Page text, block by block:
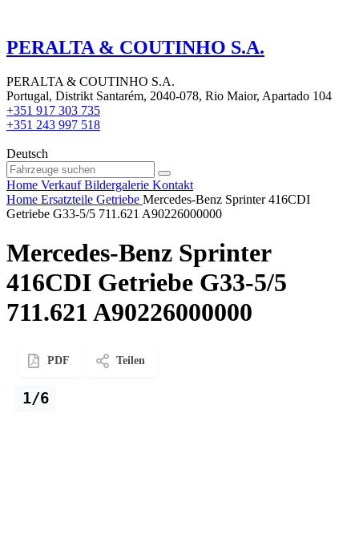
PERALTA & COUTINHO S.A.
PERALTA & COUTINHO S.A.
Portugal, Distrikt Santarém, 2040-078, Rio Maior, Apartado 104
+351 917 303 735
+351 243 997 518
Deutsch
Home Verkauf Bildergalerie Kontakt
Home Ersatzteile Getriebe Mercedes-Benz Sprinter 416CDI
Getriebe G33-5/5 711.621 A90226000000
Mercedes-Benz Sprinter
416CDI Getriebe G33-5/5
711.621 A90226000000
PDF Teilen
1/6